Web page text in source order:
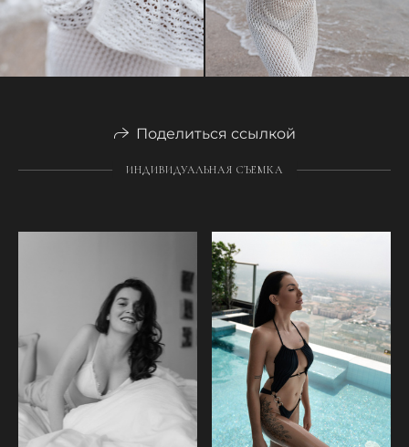
Поделиться ссылкой
ИНДИВИДУАЛЬНАЯ СЪЕМКА